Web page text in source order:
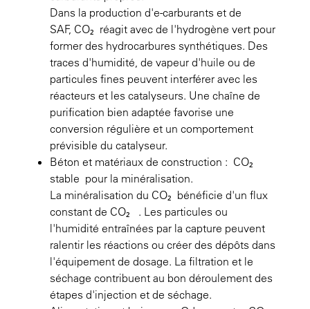
Dans la production d'e-carburants et de
SAF, CO₂ réagit avec de l'hydrogène vert pour
former des hydrocarbures synthétiques. Des
traces d'humidité, de vapeur d'huile ou de
particules fines peuvent interférer avec les
réacteurs et les catalyseurs. Une chaîne de
purification bien adaptée favorise une
conversion régulière et un comportement
prévisible du catalyseur.
Béton et matériaux de construction : CO₂
stable pour la minéralisation.
La minéralisation du CO₂ bénéficie d'un flux
constant de CO₂ . Les particules ou
l'humidité entraînées par la capture peuvent
ralentir les réactions ou créer des dépôts dans
l'équipement de dosage. La filtration et le
séchage contribuent au bon déroulement des
étapes d'injection et de séchage.